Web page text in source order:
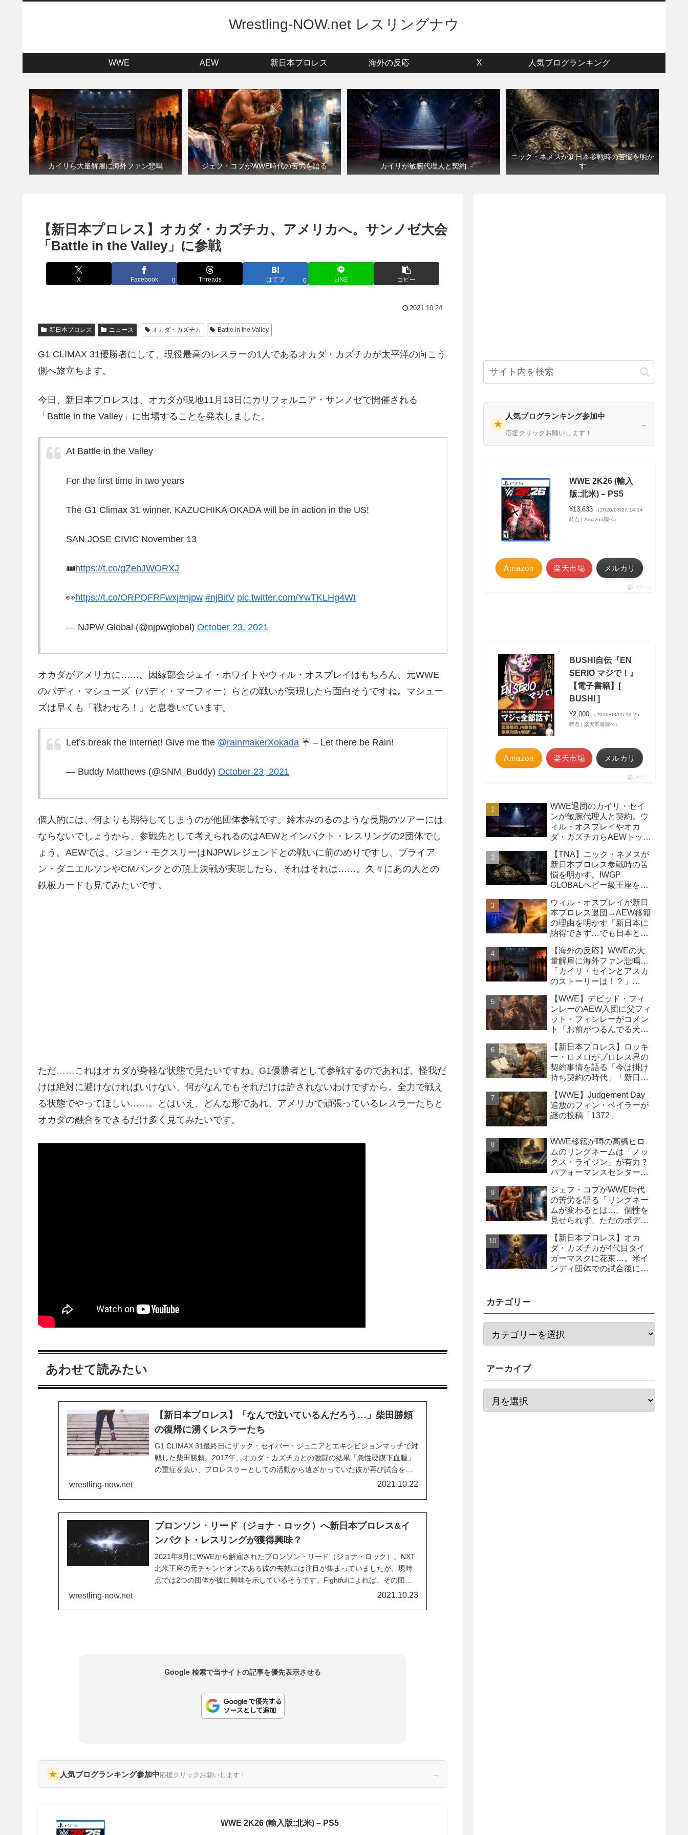
Wrestling-NOW.net レスリングナウ
WWE AEW 新日本プロレス 海外の反応 X 人気ブログランキング
カイリら大量解雇に海外ファン悲鳴 ジェフ・コブがWWE時代の苦労を語る カイリが敏腕代理人と契約
ニック・ネメスが新日本参戦時の苦悩を明か
す
【新日本プロレス】オカダ・カズチカ、アメリカへ。サンノゼ大会
「Battle in the Valley」に参戦
X Facebook 0 Threads はてブ 0 LINE コピー
2021.10.24
新日本プロレス ニュース オカダ・カズチカ Battle in the Valley
G1 CLIMAX 31優勝者にして、現役最高のレスラーの1人であるオカダ・カズチカが太平洋の向こう
側へ旅立ちます。
今日、新日本プロレスは、オカダが現地11月13日にカリフォルニア・サンノゼで開催される
「Battle in the Valley」に出場することを発表しました。
At Battle in the Valley
For the first time in two years
The G1 Climax 31 winner, KAZUCHIKA OKADA will be in action in the US!
SAN JOSE CIVIC November 13
🎟️https://t.co/gZebJWORXJ
👀https://t.co/ORPQFRFwxj#njpw #njBitV pic.twitter.com/YwTKLHg4WI
— NJPW Global (@njpwglobal) October 23, 2021
オカダがアメリカに……。因縁部会ジェイ・ホワイトやウィル・オスプレイはもちろん、元WWE
のバディ・マシューズ（バディ・マーフィー）らとの戦いが実現したら面白そうですね。マシュー
ズは早くも「戦わせろ！」と息巻いています。
Let’s break the Internet! Give me the @rainmakerXokada ☔️ – Let there be Rain!
— Buddy Matthews (@SNM_Buddy) October 23, 2021
個人的には、何よりも期待してしまうのが他団体参戦です。鈴木みのるのような長期のツアーには
ならないでしょうから、参戦先として考えられるのはAEWとインパクト・レスリングの2団体でし
ょう。AEWでは、ジョン・モクスリーはNJPWレジェンドとの戦いに前のめりですし、ブライア
ン・ダニエルソンやCMパンクとの頂上決戦が実現したら、それはそれは……。久々にあの人との
鉄板カードも見てみたいです。
ただ……これはオカダが身軽な状態で見たいですね。G1優勝者として参戦するのであれば、怪我だ
けは絶対に避けなければいけない、何がなんでもそれだけは許されないわけですから。全力で戦え
る状態でやってほしい……。とはいえ、どんな形であれ、アメリカで頑張っているレスラーたちと
オカダの融合をできるだけ多く見てみたいです。
あわせて読みたい
【新日本プロレス】「なんで泣いているんだろう…」柴田勝頼
の復帰に湧くレスラーたち
G1 CLIMAX 31最終日にザック・セイバー・ジュニアとエキシビジョンマッチで対
戦した柴田勝頼。2017年、オカダ・カズチカとの激闘の結果「急性硬膜下血腫」
の重症を負い、プロレスラーとしての活動から遠ざかっていた彼が再び試合をし
たことは、世界のプロレス界でも大きなニュースとして取り上げられました。同
wrestling-now.net 2021.10.22
ブロンソン・リード（ジョナ・ロック）へ新日本プロレス&イ
ンパクト・レスリングが獲得興味？
2021年8月にWWEから解雇されたブロンソン・リード（ジョナ・ロック）。NXT
北米王座の元チャンピオンである彼の去就には注目が集まっていましたが、現時
点では2つの団体が彼に興味を示しているそうです。Fightfulによれば、その団体
は新日本プロレスとインパクト・レスリング。新日本の関心は特に大きいとのこ
wrestling-now.net 2021.10.23
Google 検索で当サイトの記事を優先表示させる
★ 人気ブログランキング参加中応援クリックお願いします！ →
WWE 2K26 (輸入版:北米) – PS5
★
人気ブログランキング参加中
応援クリックお願いします！
→
WWE 2K26 (輸入
版:北米) – PS5
¥13,633
（2026/03/27 14:14
時点 | Amazon調べ）
Amazon 楽天市場 メルカリ
ポチップ
BUSHI自伝『EN
SERIO マジで！』
【電子書籍】[
BUSHI ]
¥2,000
（2026/08/05 13:25
時点 | 楽天市場調べ）
Amazon 楽天市場 メルカリ
ポチップ
WWE退団のカイリ・セイ
ンが敏腕代理人と契約。ウ
ィル・オスプレイやオカ
ダ・カズチカらAEWトップ
【TNA】ニック・ネメスが
新日本プロレス参戦時の苦
悩を明かす。IWGP
GLOBALヘビー級王座を
挫
ウィル・オスプレイが新日
本プロレス退団→AEW移籍
の理由を明かす「新日本に
納得できず…でも日本との
【海外の反応】WWEの大
量解雇に海外ファン悲鳴…
「カイリ・セインとアスカ
のストーリーは！？」
の犠牲になった」
【WWE】デビッド・フィ
ンレーのAEW入団に父フィ
ット・フィンレーがコメン
ト「お前がつるんでる犬連
【新日本プロレス】ロッキ
ー・ロメロがプロレス界の
契約事情を語る「今は掛け
持ち契約の時代」「新日本
るべき」
【WWE】Judgement Day
追放のフィン・ベイラーが
謎の投稿「1372」
WWE移籍が噂の高橋ヒロ
ムのリングネームは「ノッ
クス・ライジン」が有力？
パフォーマンスセンター入
ジェフ・コブがWWE時代
の苦労を語る「リングネー
ムが変わるとは…。個性を
見せられず、ただのボディ
【新日本プロレス】オカ
ダ・カズチカが4代目タイ
ガーマスクに花束…。米イ
ンディ団体での試合後にサ
カテゴリー
アーカイブ